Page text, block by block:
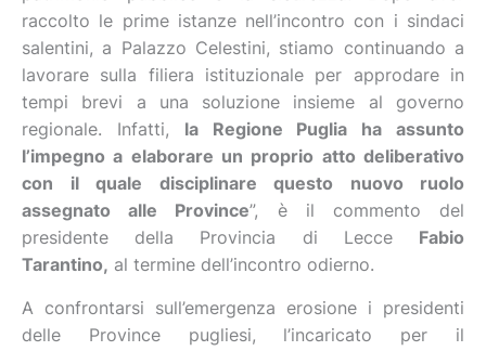
raccolto le prime istanze nell’incontro con i sindaci
salentini, a Palazzo Celestini, stiamo continuando a
lavorare sulla filiera istituzionale per approdare in
tempi brevi a una soluzione insieme al governo
regionale. Infatti, la Regione Puglia ha assunto
l’impegno a elaborare un proprio atto deliberativo
con il quale disciplinare questo nuovo ruolo
assegnato alle Province”, è il commento del
presidente della Provincia di Lecce Fabio
Tarantino, al termine dell’incontro odierno.
A confrontarsi sull’emergenza erosione i presidenti
delle Province pugliesi, l’incaricato per il